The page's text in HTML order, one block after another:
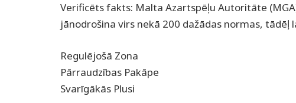
Verificēts fakts: Malta Azartspēļu Autoritāte
jānodrošina virs nekā 200 dažādas normas,
Regulējošā Zona
Pārraudzības Pakāpe
Svarīgākās Plusi